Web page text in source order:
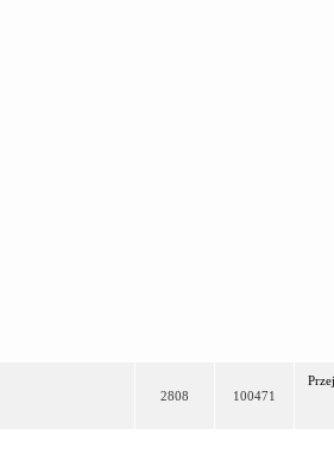
2808 100471